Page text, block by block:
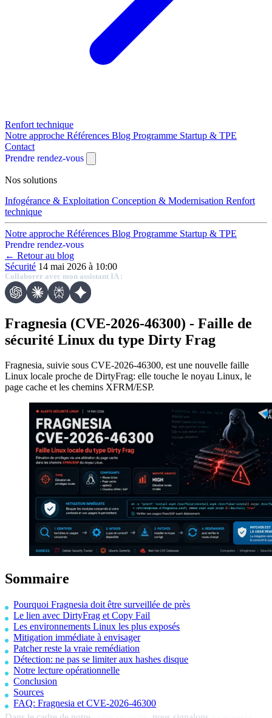
Renfort technique
Notre approche Références Blog Programme Startup & TPE
Contact
Prendre rendez-vous
Nos solutions
Infogérance & Exploitation Conception & Modernisation Renfort
technique
Notre approche Références Blog Programme Startup & TPE
Prendre rendez-vous
← Retour au blog
Sécurité 14 mai 2026 à 10:00
Collaborer avec mon assistant IA :
Fragnesia (CVE-2026-46300) - Faille de
sécurité Linux du type Dirty Frag
Fragnesia, suivie sous CVE-2026-46300, est une nouvelle faille
Linux locale proche de DirtyFrag: elle touche le noyau Linux, le
page cache et les chemins XFRM/ESP.
Sommaire
Pourquoi Fragnesia doit être surveillée de près
Le lien avec DirtyFrag et Copy Fail
Les environnements Linux les plus exposés
Mitigation immédiate à envisager
Patcher reste la vraie remédiation
Détection: ne pas se limiter aux hashes disque
Notre lecture opérationnelle
Conclusion
Sources
FAQ: Fragnesia et CVE-2026-46300